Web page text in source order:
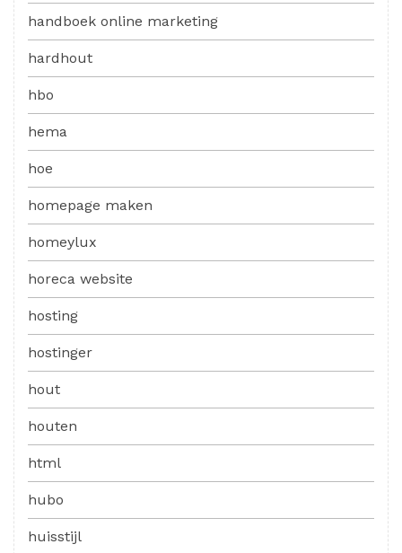
handboek online marketing
hardhout
hbo
hema
hoe
homepage maken
homeylux
horeca website
hosting
hostinger
hout
houten
html
hubo
huisstijl